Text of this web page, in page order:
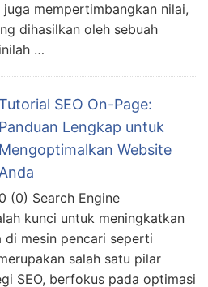
mempertimbangkan nilai,
dihasilkan oleh sebuah
…
SEO On-Page:
Panduan Lengkap untuk
Mengoptimalkan Website
Anda
0 (0) Search Engine
kunci untuk meningkatkan
mesin pencari seperti
salah satu pilar
SEO, berfokus pada optimasi